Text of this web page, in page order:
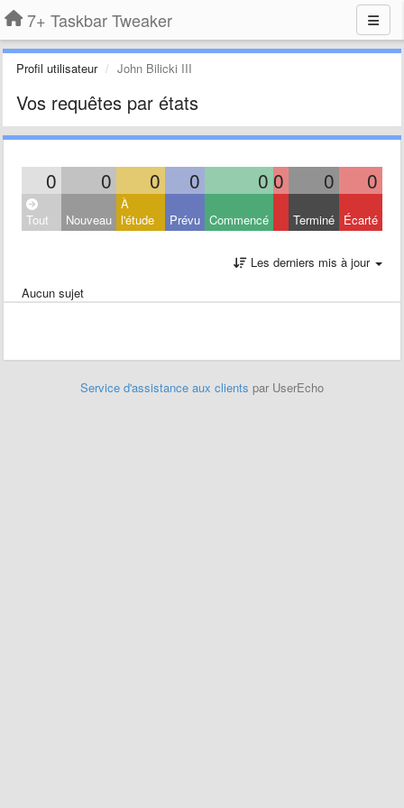
7+ Taskbar Tweaker
Profil utilisateur John Bilicki III
Vos requêtes par états
0 0 0 0 0 0 0 0
Tout Nouveau
À
l'étude
Prévu Commencé Terminé Écarté
Les derniers mis à jour
Aucun sujet
Service d'assistance aux clients par UserEcho